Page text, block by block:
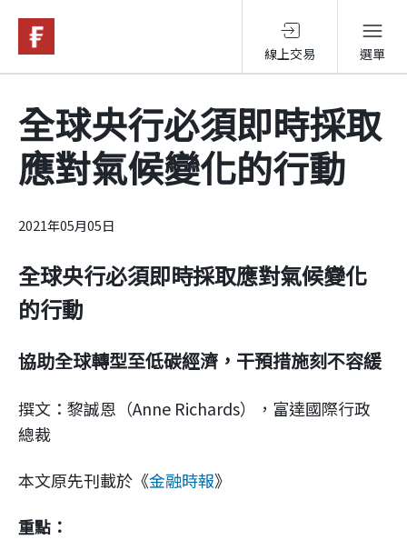
線上交易 選單
基金與配息
永續投資
投資洞見
投資解決方案
關於富達
企業永續
客戶服務
全球央行必須即時採取
應對氣候變化的行動
2021年05月05日
全球央行必須即時採取應對氣候變化
的行動
協助全球轉型至低碳經濟，干預措施刻不容緩
撰文：黎誠恩（Anne Richards），富達國際行政
總裁
本文原先刊載於《金融時報》
重點：